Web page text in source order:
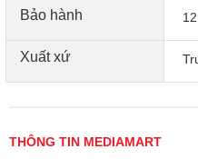
Bảo hành
Xuất xứ
THÔNG TIN MEDIAMART